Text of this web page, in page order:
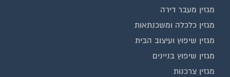
מגזין מעבר דירה
מגזין כלכלה ומשכנתאות
מגזין שיפוץ ועיצוב הבית
מגזין שיפוץ בניינים
מגזין צרכנות